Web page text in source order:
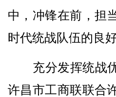
中，冲锋在前，担
时代统战队伍的良好
充分发挥统战优
许昌市工商联联合